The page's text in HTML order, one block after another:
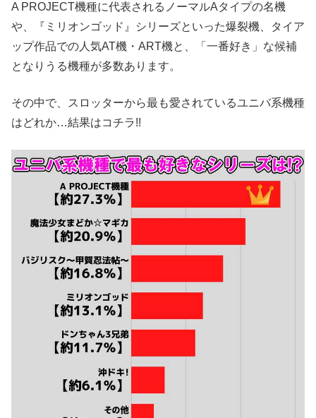
A PROJECT機種に代表されるノーマルAタイプの名機
や、『ミリオンゴッド』シリーズといった爆裂機、タイア
ップ作品での人気AT機・ART機と、「一番好き」な候補
となりうる機種が多数あります。
その中で、スロッターから最も愛されているユニバ系機種
はどれか…結果はコチラ!!